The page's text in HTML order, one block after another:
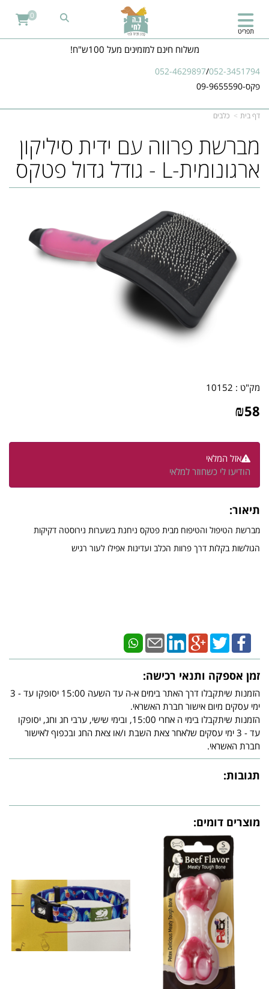
משלוח חינם למזמינים מעל 100ש"ח!
052-4629897/052-3451794
פקס-09-9655590
תפריט
0
דף בית כלבים
מברשת פרווה עם ידית סיליקון
ארגונומית-L - גודל גדול פטקס
מק"ט : 10152
₪58
אזל המלאי
הודיעו לי כשחוזר למלאי
תיאור:
מברשת הטיפול והטיפוח מבית פטקס ניחנת בשערות נירוסטה דקיקות
הגולשות בקלות דרך פרוות הכלב ועדינות אפילו לעור רגיש
זמן אספקה ותנאי רכישה:
הזמנות שיתקבלו דרך האתר בימים א-ה עד השעה 15:00 יסופקו עד - 3
ימי עסקים מיום אישור חברת האשראי.
הזמנות שיתקבלו בימי ה אחרי 15:00, ובימי שישי, ערבי חג וחג, יסופקו
עד - 3 ימי עסקים שלאחר צאת השבת ו/או צאת החג ובכפוף לאישור
חברת האשראי.
תגובות:
מוצרים דומים: